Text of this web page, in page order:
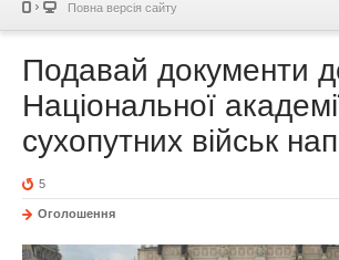
Повна версія сайту
Подавай документи
Національної
сухопутних військ
5
Оголошення